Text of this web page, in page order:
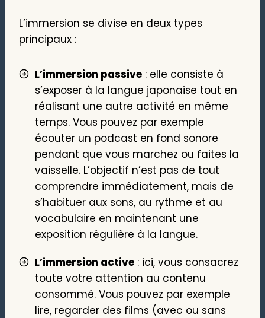
L’immersion se divise en deux types
principaux :
L’immersion passive : elle consiste à
s’exposer à la langue japonaise tout en
réalisant une autre activité en même
temps. Vous pouvez par exemple
écouter un podcast en fond sonore
pendant que vous marchez ou faites la
vaisselle. L’objectif n’est pas de tout
comprendre immédiatement, mais de
s’habituer aux sons, au rythme et au
vocabulaire en maintenant une
exposition régulière à la langue.
L’immersion active : ici, vous consacrez
toute votre attention au contenu
consommé. Vous pouvez par exemple
lire, regarder des films (avec ou sans